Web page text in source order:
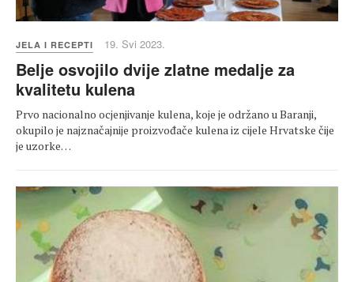
JELA I RECEPTI 19. Svi 2023.
Belje osvojilo dvije zlatne medalje za
kvalitetu kulena
Prvo nacionalno ocjenjivanje kulena, koje je održano u Baranji,
okupilo je najznačajnije proizvođače kulena iz cijele Hrvatske čije
je uzorke…